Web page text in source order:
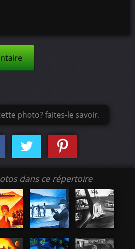
photo? faites-le savoir.
dans ce répertoire